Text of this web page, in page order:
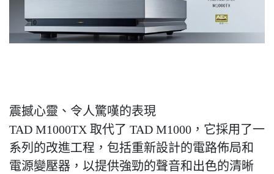
震撼心靈、令人驚嘆的表現
TAD M1000TX 取代了 TAD M1000，它採用了一
系列的改進工程，包括重新設計的電路佈局和
電源變壓器，以提供強勁的聲音和出色的清晰